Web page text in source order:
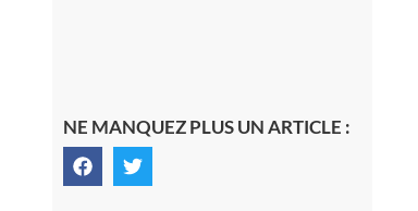
NE MANQUEZ PLUS UN ARTICLE :